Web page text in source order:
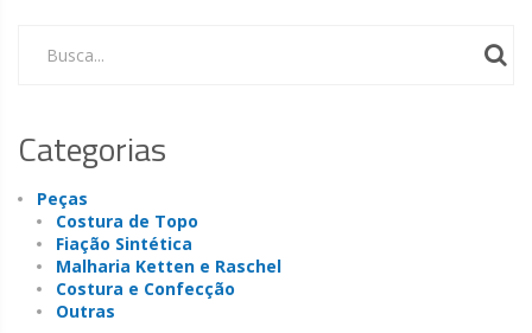
Busca...
Categorias
Peças
Costura de Topo
Fiação Sintética
Malharia Ketten e Raschel
Costura e Confecção
Outras